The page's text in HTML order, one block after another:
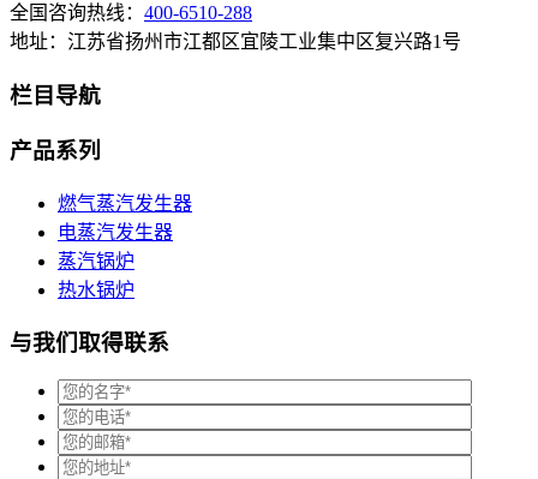
全国咨询热线： 400-6510-288
地址：江苏省扬州市江都区宜陵工业集中区复兴路1号
栏目导航
产品系列
燃气蒸汽发生器
电蒸汽发生器
蒸汽锅炉
热水锅炉
与我们取得联系